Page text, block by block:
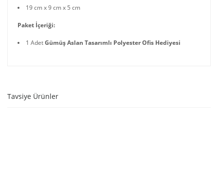
19 cm x 9 cm x 5 cm
Paket İçeriği:
1 AdetGümüş Aslan Tasarımlı Polyester Ofis Hediyesi
Tavsiye Ürünler